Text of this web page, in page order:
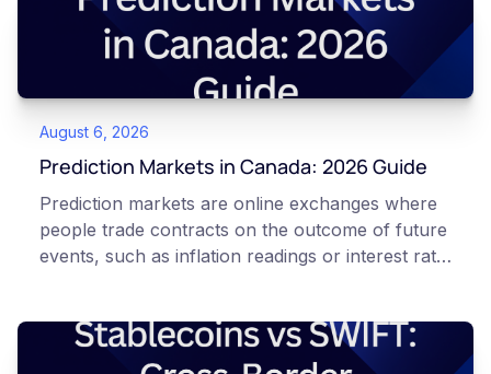
August 6, 2026
Prediction Markets in Canada: 2026 Guide
Prediction markets are online exchanges where
people trade contracts on the outcome of future
events, such as inflation readings or interest rate
market's implied probability of that outcome. In
Canada, access to these products is limited and